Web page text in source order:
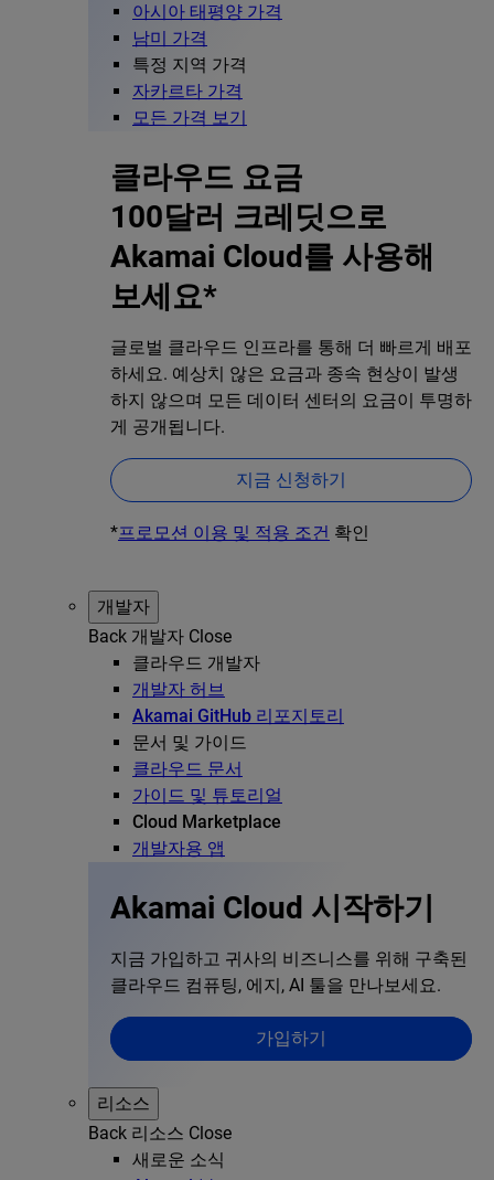
아시아 태평양 가격
남미 가격
특정 지역 가격
자카르타 가격
모든 가격 보기
클라우드 요금
100달러 크레딧으로
Akamai Cloud를 사용해
보세요*
글로벌 클라우드 인프라를 통해 더 빠르게 배포
하세요. 예상치 않은 요금과 종속 현상이 발생
하지 않으며 모든 데이터 센터의 요금이 투명하
게 공개됩니다.
지금 신청하기
*프로모션 이용 및 적용 조건 확인
개발자
Back 개발자 Close
클라우드 개발자
개발자 허브
Akamai GitHub 리포지토리
문서 및 가이드
클라우드 문서
가이드 및 튜토리얼
Cloud Marketplace
개발자용 앱
Akamai Cloud 시작하기
지금 가입하고 귀사의 비즈니스를 위해 구축된
클라우드 컴퓨팅, 에지, AI 툴을 만나보세요.
가입하기
리소스
Back 리소스 Close
새로운 소식